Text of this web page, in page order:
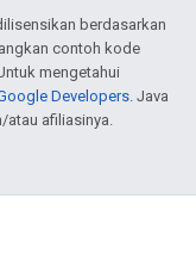
berdasarkan
contoh kode
mengetahui
Developers. Java
atau afiliasinya.